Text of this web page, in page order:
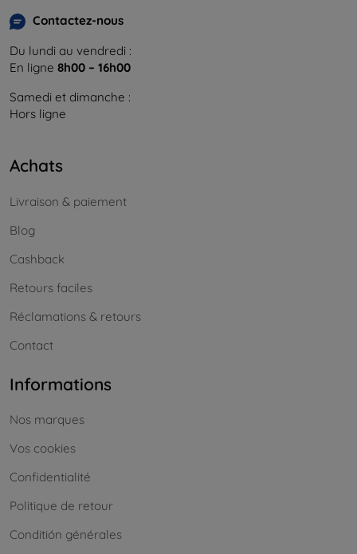
Contactez-nous
Du lundi au vendredi :
En ligne 8h00 – 16h00
Samedi et dimanche :
Hors ligne
Achats
Livraison & paiement
Blog
Cashback
Retours faciles
Réclamations & retours
Contact
Informations
Nos marques
Vos cookies
Confidentialité
Politique de retour
Conditión générales